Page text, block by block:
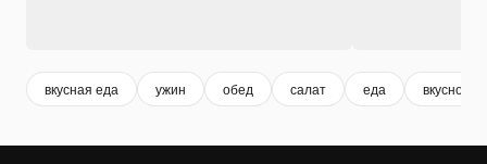
вкусная еда ужин обед салат еда вкусно